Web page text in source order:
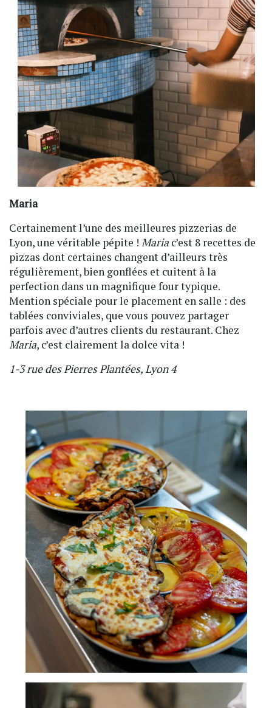
Maria
Certainement l’une des meilleures pizzerias de
Lyon, une véritable pépite ! Maria c’est 8 recettes de
pizzas dont certaines changent d’ailleurs très
régulièrement, bien gonflées et cuitent à la
perfection dans un magnifique four typique.
Mention spéciale pour le placement en salle : des
tablées conviviales, que vous pouvez partager
parfois avec d’autres clients du restaurant. Chez
Maria, c’est clairement la dolce vita !
1-3 rue des Pierres Plantées, Lyon 4